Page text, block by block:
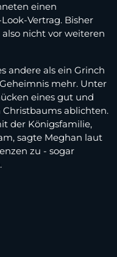
einen
Vertrag. Bisher
nicht vor weiteren
andere als ein Grinch
mehr. Unter
eines gut und
ablichten.
der Königsfamilie,
sagte Meghan laut
zu - sogar